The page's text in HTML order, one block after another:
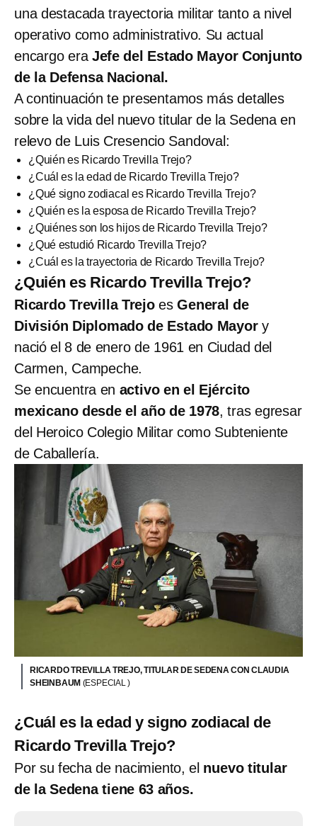
una destacada trayectoria militar tanto a nivel
operativo como administrativo. Su actual
encargo era Jefe del Estado Mayor Conjunto
de la Defensa Nacional.
A continuación te presentamos más detalles
sobre la vida del nuevo titular de la Sedena en
relevo de Luis Cresencio Sandoval:
¿Quién es Ricardo Trevilla Trejo?
¿Cuál es la edad de Ricardo Trevilla Trejo?
¿Qué signo zodiacal es Ricardo Trevilla Trejo?
¿Quién es la esposa de Ricardo Trevilla Trejo?
¿Quiénes son los hijos de Ricardo Trevilla Trejo?
¿Qué estudió Ricardo Trevilla Trejo?
¿Cuál es la trayectoria de Ricardo Trevilla Trejo?
¿Quién es Ricardo Trevilla Trejo?
Ricardo Trevilla TrejoesGeneral de
División Diplomado de Estado Mayory
nació el 8 de enero de 1961 en Ciudad del
Carmen, Campeche.
Se encuentra en activo en el Ejército
mexicano desde el año de 1978, tras egresar
del Heroico Colegio Militar como Subteniente
de Caballería.
RICARDO TREVILLA TREJO, TITULAR DE SEDENA CON CLAUDIA
SHEINBAUM (ESPECIAL )
¿Cuál es la edad y signo zodiacal de
Ricardo Trevilla Trejo?
Por su fecha de nacimiento, el nuevo titular
de la Sedena tiene 63 años.